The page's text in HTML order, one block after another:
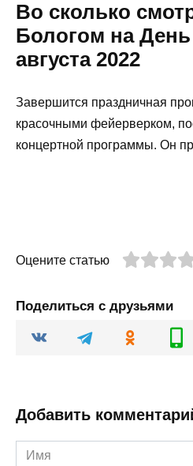
Во сколько
Бологом на День
августа 2022
Завершится праздничная
красочными фейерверком,
концертной программы. Он
Оцените статью
Поделиться с друзьями
Добавить
Имя